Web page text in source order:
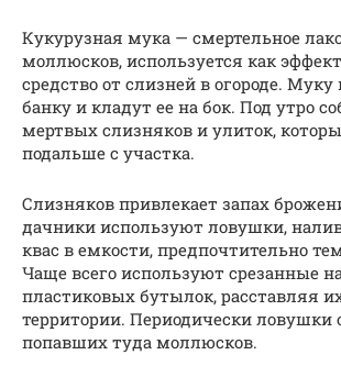
Кукурузная мука — смертельное
моллюсков, используется как
средство от слизней в огороде.
банку и кладут ее на бок. Под утро
мертвых слизняков и улиток,
подальше с участка.
Слизняков привлекает запах
дачники используют ловушки,
квас в емкости, предпочтительно
Чаще всего используют срезанные
пластиковых бутылок, расставляя
территории. Периодически ловушки
попавших туда моллюсков.